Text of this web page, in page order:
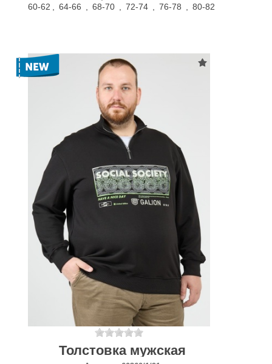
60-62 , 64-66 , 68-70 , 72-74 , 76-78 , 80-82
Толстовка мужская